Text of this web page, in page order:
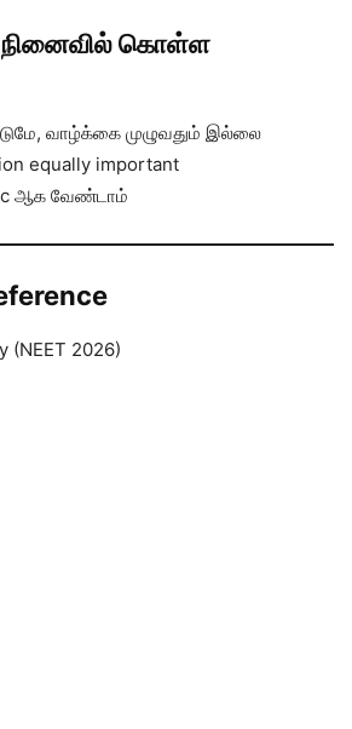
கொள்ள
வாழ்க்கை முழுவதும் இல்லை
equally important
ஆக வேண்டாம்
(NEET 2026)